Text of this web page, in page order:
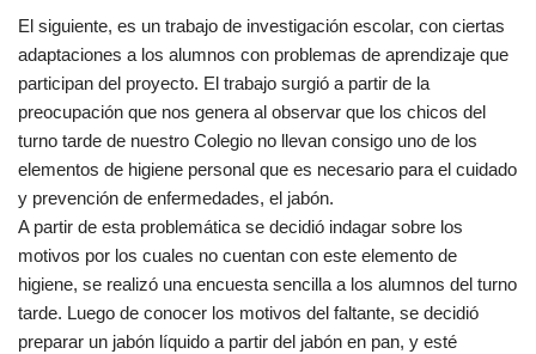
El siguiente, es un trabajo de investigación escolar, con ciertas
adaptaciones a los alumnos con problemas de aprendizaje que
participan del proyecto. El trabajo surgió a partir de la
preocupación que nos genera al observar que los chicos del
turno tarde de nuestro Colegio no llevan consigo uno de los
elementos de higiene personal que es necesario para el cuidado
y prevención de enfermedades, el jabón.
A partir de esta problemática se decidió indagar sobre los
motivos por los cuales no cuentan con este elemento de
higiene, se realizó una encuesta sencilla a los alumnos del turno
tarde. Luego de conocer los motivos del faltante, se decidió
preparar un jabón líquido a partir del jabón en pan, y esté